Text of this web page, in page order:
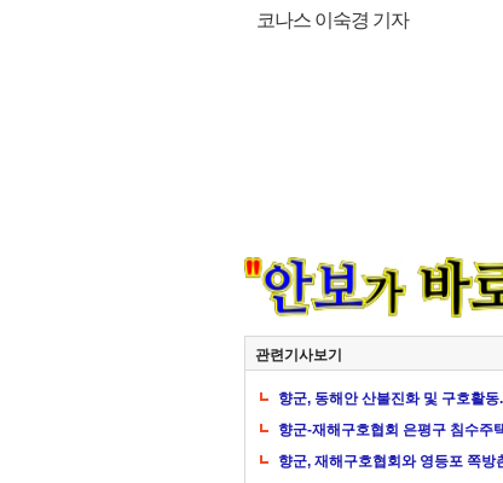
코나스 이숙경 기자
관련기사보기
향군, 동해안 산불진화 및 구호활
향군-재해구호협회 은평구 침수주
향군, 재해구호협회와 영등포 쪽방